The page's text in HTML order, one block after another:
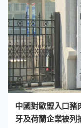
中國對歐盟入口
牙及荷蘭企業被列